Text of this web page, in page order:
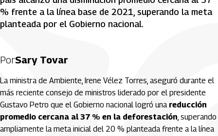
% frente a la línea base de 2021, superando la meta
planteada por el Gobierno nacional.
PorSary Tovar
La ministra de Ambiente, Irene Vélez Torres, aseguró durante el
más reciente consejo de ministros liderado por el presidente
Gustavo Petro que el Gobierno nacional logró una reducción
promedio cercana al 37 % en la deforestación, superando
ampliamente la meta inicial del 20 % planteada frente a la línea